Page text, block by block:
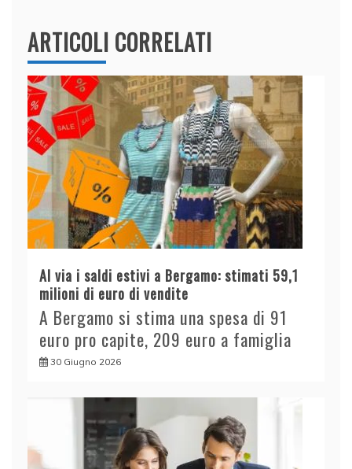
ARTICOLI CORRELATI
Al via i saldi estivi a Bergamo: stimati 59,1
milioni di euro di vendite
A Bergamo si stima una spesa di 91
euro pro capite, 209 euro a famiglia
30 Giugno 2026